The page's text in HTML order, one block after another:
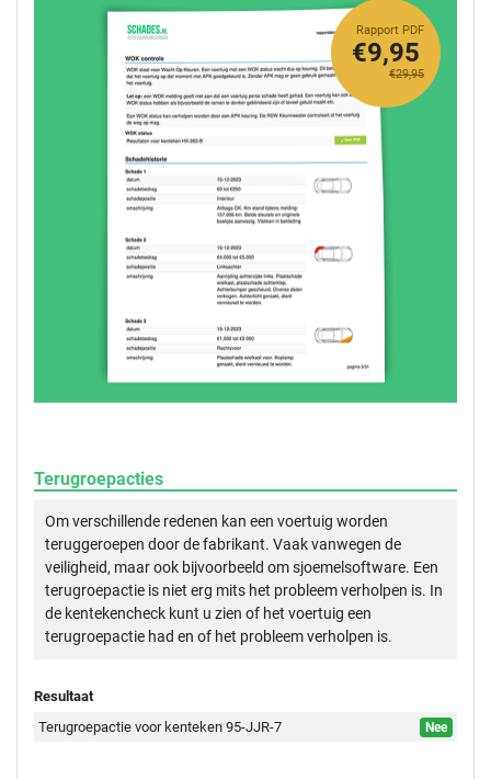
Rapport PDF
€29,95
€9,95
Terugroepacties
Om verschillende redenen kan een voertuig worden
teruggeroepen door de fabrikant. Vaak vanwegen de
veiligheid, maar ook bijvoorbeeld om sjoemelsoftware. Een
terugroepactie is niet erg mits het probleem verholpen is. In
de kentekencheck kunt u zien of het voertuig een
terugroepactie had en of het probleem verholpen is.
Resultaat
Terugroepactie voor kenteken 95-JJR-7
Nee